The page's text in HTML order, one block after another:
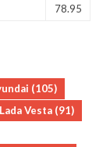
78.95
(105)
Lada Vesta (91)